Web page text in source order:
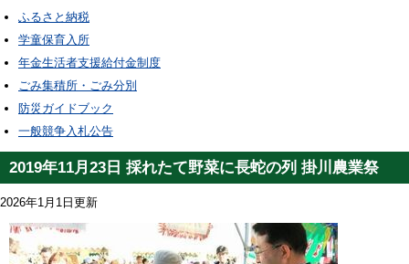
ふるさと納税
学童保育入所
年金生活者支援給付金制度
ごみ集積所・ごみ分別
防災ガイドブック
一般競争入札公告
2019年11月23日 採れたて野菜に長蛇の列 掛川農業祭
2026年1月1日更新